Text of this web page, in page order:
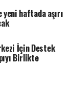
yeni haftada aşırı
İçin Destek
Birlikte